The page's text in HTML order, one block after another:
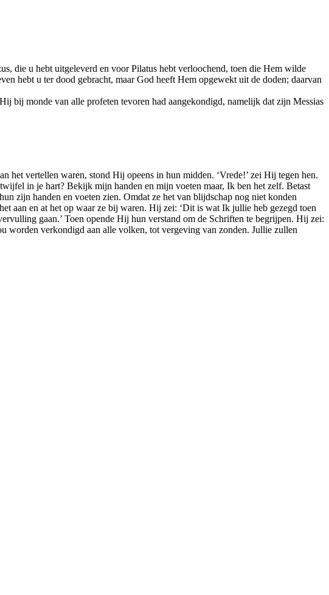
die u hebt uitgeleverd en voor Pilatus hebt verloochend, toen die Hem wilde
hebt u ter dood gebracht, maar God heeft Hem opgewekt uit de doden; daarvan
bij monde van alle profeten tevoren had aangekondigd, namelijk dat zijn Messias
het vertellen waren, stond Hij opeens in hun midden. ‘Vrede!’ zei Hij tegen hen.
in je hart? Bekijk mijn handen en mijn voeten maar, Ik ben het zelf. Betast
zijn handen en voeten zien. Omdat ze het van blijdschap nog niet konden
aan en at het op waar ze bij waren. Hij zei: ‘Dit is wat Ik jullie heb gezegd toen
gaan.’ Toen opende Hij hun verstand om de Schriften te begrijpen. Hij zei:
worden verkondigd aan alle volken, tot vergeving van zonden. Jullie zullen